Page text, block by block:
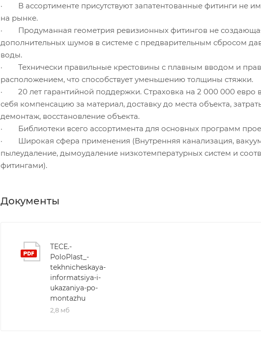
· В ассортименте присутствуют запатентованные фитинги не
на рынке.
· Продуманная геометрия ревизионных фитингов не
дополнительных шумов в системе с предварительным сбросом
воды.
· Технически правильные крестовины с плавным вводом и
расположением, что способствует уменьшению толщины стяжки.
· 20 лет гарантийной поддержки. Страховка на 2 000 000 евро
себя компенсацию за материал, доставку до места объекта,
демонтаж, восстановление объекта.
· Библиотеки всего ассортимента для основных программ
· Широкая сфера применения (Внутренняя канализация,
пылеудаление, дымоудаление низкотемпературных систем и
фитингами).
Документы
TECE.-
PoloPlast_-
tekhnicheskaya-
informatsiya-i-
ukazaniya-po-
montazhu
2,8 мб